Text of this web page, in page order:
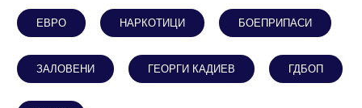
ЕВРО НАРКОТИЦИ БОЕПРИПАСИ
ЗАЛОВЕНИ ГЕОРГИ КАДИЕВ ГДБОП